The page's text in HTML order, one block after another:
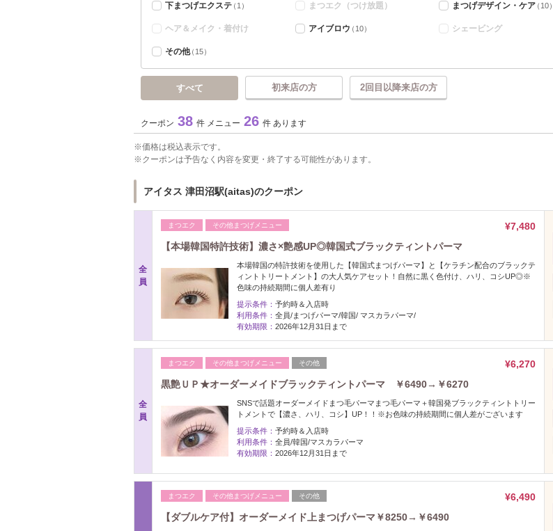
下まつげエクステ（1） まつエク（つけ放題） まつげデザイン・ケア（10）
ヘア＆メイク・着付け アイブロウ（10） シェービング
その他（15）
すべて 初来店の方 2回目以降来店の方
クーポン 38 件 メニュー 26 件 あります
価格は税込表示です。
クーポンは予告なく内容を変更・終了する可能性があります。
アイタス 津田沼駅(aitas)のクーポン
全
員
まつエク その他まつげメニュー
¥7,480
【本場韓国特許技術】濃さ×艶感UP◎韓国式ブラックティントパーマ
本場韓国の特許技術を使用した【韓国式まつげパーマ】と【ケラチン配合のブラックテ
ィントトリートメント】の大人気ケアセット！自然に黒く色付け、ハリ、コシUP◎※
色味の持続期間に個人差有り
提示条件： 予約時＆入店時
利用条件： 全員/まつげパーマ/韓国/ マスカラパーマ/
有効期限： 2026年12月31日まで
全
員
まつエク その他まつげメニュー その他
¥6,270
黒艶ＵＰ★オーダーメイドブラックティントパーマ ￥6490→￥6270
SNSで話題オーダーメイドまつ毛パーマまつ毛パーマ＋韓国発ブラックティントトリー
トメントで【濃さ、ハリ、コシ】UP！！※お色味の持続期間に個人差がございます
提示条件： 予約時＆入店時
利用条件： 全員/韓国/マスカラパーマ
有効期限： 2026年12月31日まで
まつエク その他まつげメニュー その他
¥6,490
【ダブルケア付】オーダーメイド上まつげパーマ￥8250→￥6490